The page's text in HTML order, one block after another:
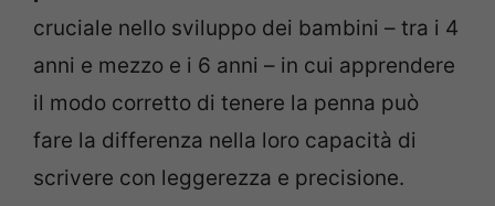
cruciale nello sviluppo dei bambini – tra i 4
anni e mezzo e i 6 anni – in cui apprendere
il modo corretto di tenere la penna può
fare la differenza nella loro capacità di
scrivere con leggerezza e precisione.